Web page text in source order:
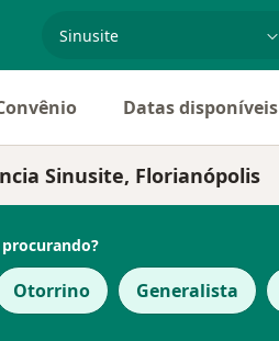
Datas disponíveis
Sinusite, Florianópolis
Otorrino Generalista